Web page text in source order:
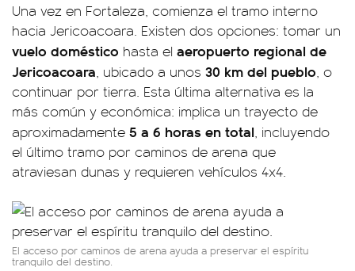
Una vez en Fortaleza, comienza el tramo interno
hacia Jericoacoara. Existen dos opciones: tomar un
vuelo doméstico hasta el aeropuerto regional de
Jericoacoara, ubicado a unos 30 km del pueblo, o
continuar por tierra. Esta última alternativa es la
más común y económica: implica un trayecto de
aproximadamente 5 a 6 horas en total, incluyendo
el último tramo por caminos de arena que
atraviesan dunas y requieren vehículos 4x4.
El acceso por caminos de arena ayuda a preservar el espíritu
tranquilo del destino.